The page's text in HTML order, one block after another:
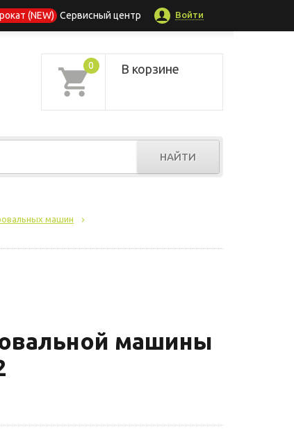
(NEW) Сервисный центр Войти
0 В корзине
НАЙТИ
машин
машины